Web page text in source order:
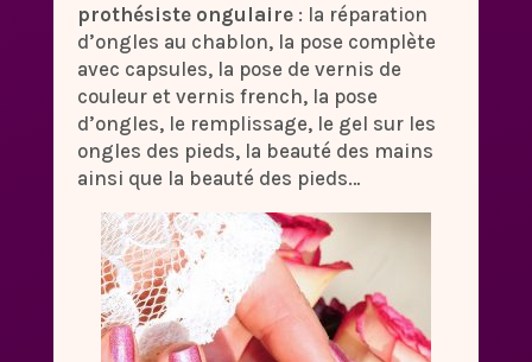
prothésiste ongulaire: la réparation
d’ongles au chablon, la pose complète
avec capsules, la pose de vernis de
couleur et vernis french, la pose
d’ongles, le remplissage, le gel sur les
ongles des pieds, la beauté des mains
ainsi que la beauté des pieds…